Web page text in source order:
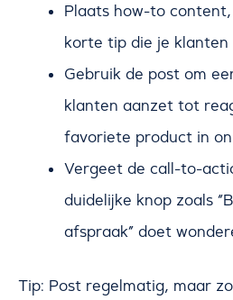
Plaats how-to
korte tip die je klanten
Gebruik de post om
klanten aanzet tot
favoriete product in
Vergeet de call-to-
duidelijke knop zoals
afspraak” doet
Tip: Post regelmatig, maar